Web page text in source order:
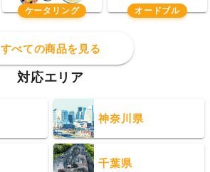
ケータリング オードブル
すべての商品を見る
対応エリア
神奈川県
千葉県